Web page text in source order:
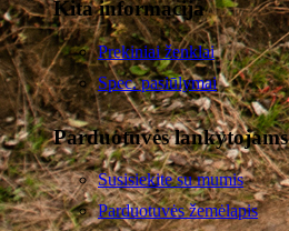
Kita informacija
Prekiniai ženklai
Spec. pasiūlymai
Parduotuvės lankytojams
Susisiekite su mumis
Parduotuvės žemėlapis